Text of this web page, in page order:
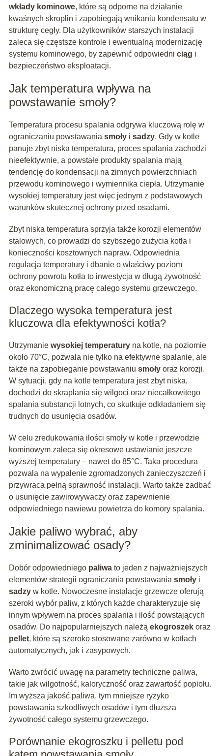
wkłady kominowe, które są odporne na działanie
kwaśnych skroplin i zapobiegają wnikaniu kondensatu w
strukturę cegły. Dla użytkowników starszych instalacji
zaleca się częstsze kontrole i ewentualną modernizację
systemu kominowego, by zapewnić odpowiedni ciąg i
bezpieczeństwo eksploatacji.
Jak temperatura wpływa na
powstawanie smoły?
Temperatura procesu spalania odgrywa kluczową rolę w
ograniczaniu powstawania smołyi sadzy. Gdy w kotle
panuje zbyt niska temperatura, proces spalania zachodzi
nieefektywnie, a powstałe produkty spalania mają
tendencję do kondensacji na zimnych powierzchniach
przewodu kominowego i wymiennika ciepła. Utrzymanie
wysokiej temperatury jest więc jednym z podstawowych
warunków skutecznej ochrony przed osadami.
Zbyt niska temperatura sprzyja także korozji elementów
stalowych, co prowadzi do szybszego zużycia kotła i
konieczności kosztownych napraw. Odpowiednia
regulacja temperatury i dbanie o właściwy poziom
ochrony powrotu kotła to inwestycja w długą żywotność
oraz ekonomiczną pracę całego systemu grzewczego.
Dlaczego wysoka temperatura jest
kluczowa dla efektywności kotła?
Utrzymanie wysokiej temperaturyna kotle, na poziomie
około 70°C, pozwala nie tylko na efektywne spalanie, ale
także na zapobieganie powstawaniu smołyoraz korozji.
W sytuacji, gdy na kotle temperatura jest zbyt niska,
dochodzi do skraplania się wilgoci oraz niecałkowitego
spalania substancji lotnych, co skutkuje odkładaniem się
trudnych do usunięcia osadów.
W celu zredukowania ilości smoły w kotle i przewodzie
kominowym zaleca się okresowe ustawianie jeszcze
wyższej temperatury – nawet do 85°C. Taka procedura
pozwala na wypalenie zgromadzonych zanieczyszczeń i
przywraca pełną sprawność instalacji. Warto także zadbać
o usunięcie zawirowywaczy oraz zapewnienie
odpowiedniego nawiewu powietrza do komory spalania.
Jakie paliwo wybrać, aby
zminimalizować osady?
Dobór odpowiedniego paliwato jeden z najważniejszych
elementów strategii ograniczania powstawania smołyi
sadzyw kotle. Nowoczesne instalacje grzewcze oferują
szeroki wybór paliw, z których każde charakteryzuje się
innym wpływem na proces spalania i ilość powstających
osadów. Do najpopularniejszych należą ekogroszekoraz
pellet, które są szeroko stosowane zarówno w kotłach
automatycznych, jak i zasypowych.
Warto zwrócić uwagę na parametry techniczne paliwa,
takie jak wilgotność, kaloryczność oraz zawartość popiołu.
Im wyższa jakość paliwa, tym mniejsze ryzyko
powstawania szkodliwych osadów i tym dłuższa
żywotność całego systemu grzewczego.
Porównanie ekogroszku i pelletu pod